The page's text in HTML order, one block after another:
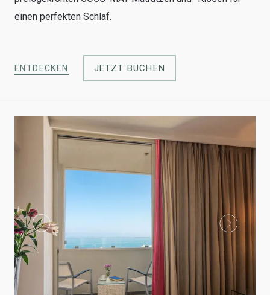
einen perfekten Schlaf.
ENTDECKEN JETZT BUCHEN